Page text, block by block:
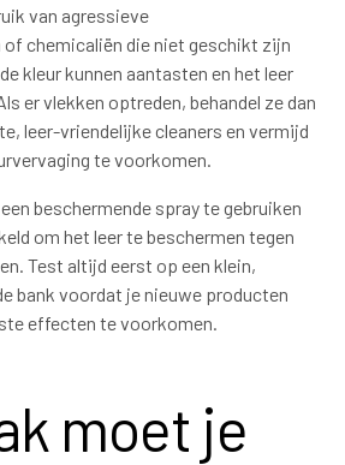
van agressieve
chemicaliën die niet geschikt zijn
kleur kunnen aantasten en het leer
er vlekken optreden, behandel ze dan
leer-vriendelijke cleaners en vermijd
te voorkomen.
beschermende spray te gebruiken
om het leer te beschermen tegen
Test altijd eerst op een klein,
bank voordat je nieuwe producten
effecten te voorkomen.
moet je